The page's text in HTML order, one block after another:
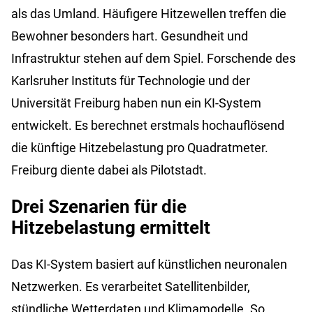
als das Umland. Häufigere Hitzewellen treffen die
Bewohner besonders hart. Gesundheit und
Infrastruktur stehen auf dem Spiel. Forschende des
Karlsruher Instituts für Technologie und der
Universität Freiburg haben nun ein KI-System
entwickelt. Es berechnet erstmals hochauflösend
die künftige Hitzebelastung pro Quadratmeter.
Freiburg diente dabei als Pilotstadt.
Drei Szenarien für die
Hitzebelastung ermittelt
Das KI-System basiert auf künstlichen neuronalen
Netzwerken. Es verarbeitet Satellitenbilder,
stündliche Wetterdaten und Klimamodelle. So